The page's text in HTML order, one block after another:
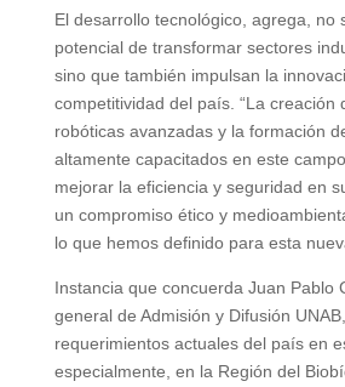
El desarrollo tecnológico, agrega, no
potencial de transformar sectores
sino que también impulsan la
competitividad del país. “La creación
robóticas avanzadas y la formación
altamente capacitados en este
mejorar la eficiencia y seguridad en
un compromiso ético y
lo que hemos definido para esta
Instancia que concuerda Juan Pablo
general de Admisión y Difusión
requerimientos actuales del país en
especialmente, en la Región del